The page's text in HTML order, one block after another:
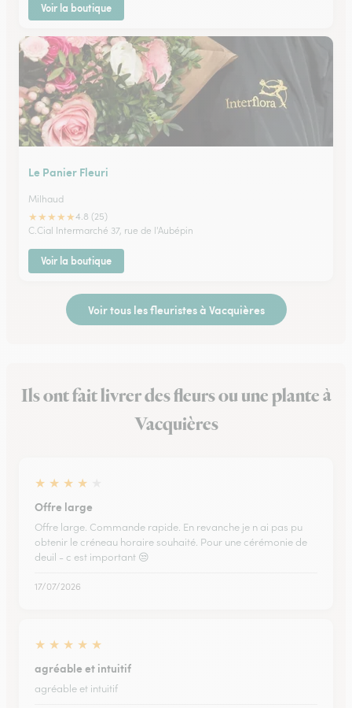
Voir la boutique
Le Panier Fleuri
Milhaud
★★★★★4.8 (25)
C.Cial Intermarché 37, rue de l'Aubépin
Voir la boutique
Voir tous les fleuristes à Vacquières
Ils ont fait livrer des fleurs ou une plante à
Vacquières
★ ★ ★ ★
Offre large
Offre large. Commande rapide. En revanche je n ai pas pu
obtenir le créneau horaire souhaité. Pour une cérémonie de
deuil - c est important 😒
17/07/2026
★ ★ ★ ★ ★
agréable et intuitif
agréable et intuitif